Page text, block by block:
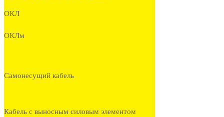
ОКЛ
ОКЛм
Самонесущий кабель
Кабель с выносным силовым элементом